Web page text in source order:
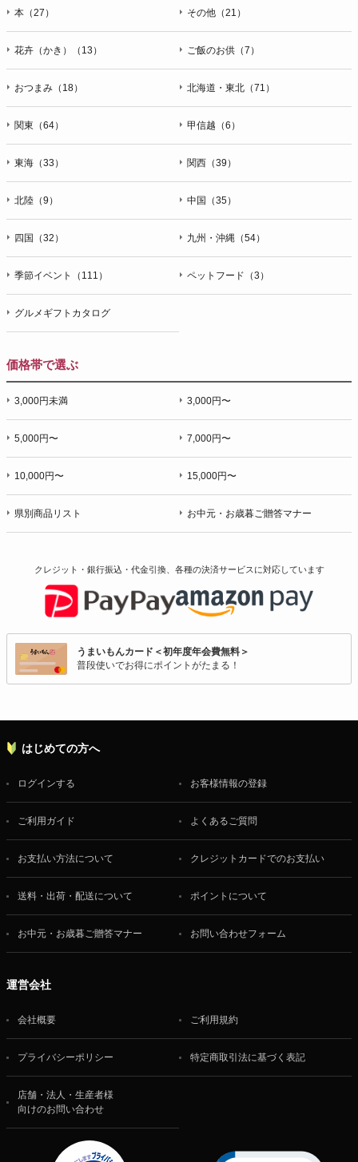
本（27） その他（21）
花卉（かき）（13） ご飯のお供（7）
おつまみ（18） 北海道・東北（71）
関東（64） 甲信越（6）
東海（33） 関西（39）
北陸（9） 中国（35）
四国（32） 九州・沖縄（54）
季節イベント（111） ペットフード（3）
グルメギフトカタログ
価格帯で選ぶ
3,000円未満 3,000円〜
5,000円〜 7,000円〜
10,000円〜 15,000円〜
県別商品リスト お中元・お歳暮ご贈答マナー
クレジット・銀行振込・代金引換、各種の決済サービスに対応しています
うまいもんカード＜初年度年会費無料＞
普段使いでお得にポイントがたまる！
はじめての方へ
ログインする お客様情報の登録
ご利用ガイド よくあるご質問
お支払い方法について クレジットカードでのお支払い
送料・出荷・配送について ポイントについて
お中元・お歳暮ご贈答マナー お問い合わせフォーム
運営会社
会社概要 ご利用規約
プライバシーポリシー 特定商取引法に基づく表記
店舗・法人・生産者様
向けのお問い合わせ